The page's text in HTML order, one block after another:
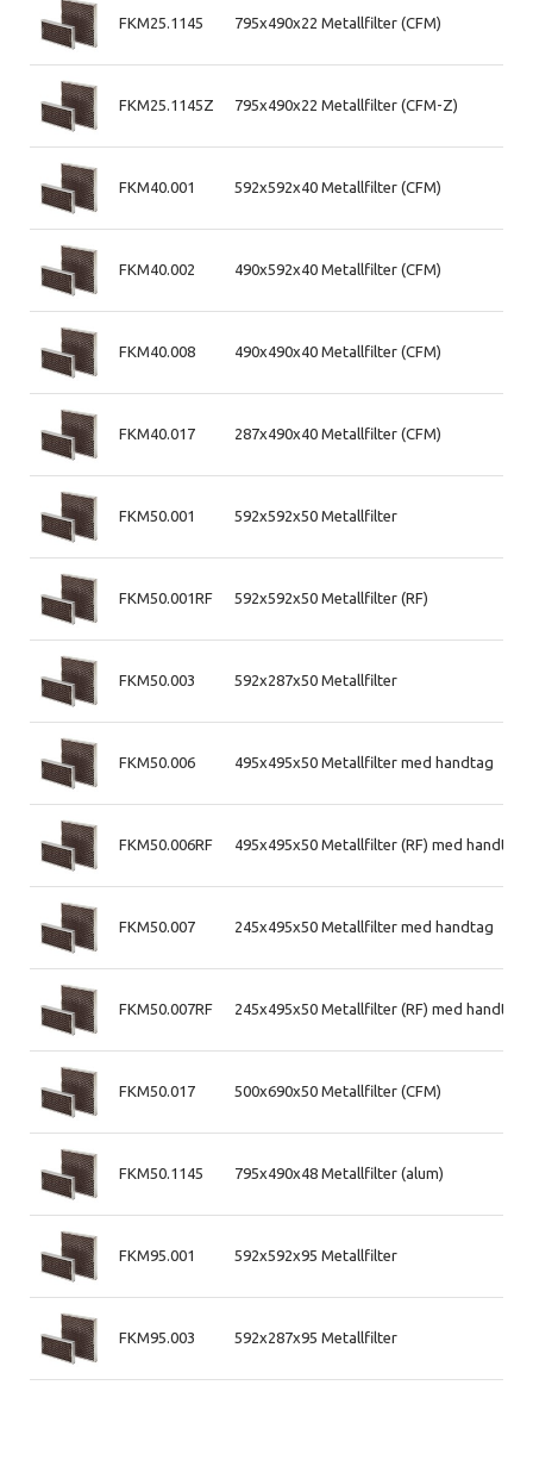
FKM25.1145 795x490x22 Metallfilter (CFM)
FKM25.1145Z 795x490x22 Metallfilter (CFM-Z)
FKM40.001 592x592x40 Metallfilter (CFM)
FKM40.002 490x592x40 Metallfilter (CFM)
FKM40.008 490x490x40 Metallfilter (CFM)
FKM40.017 287x490x40 Metallfilter (CFM)
FKM50.001 592x592x50 Metallfilter
FKM50.001RF 592x592x50 Metallfilter (RF)
FKM50.003 592x287x50 Metallfilter
FKM50.006 495x495x50 Metallfilter med handtag
FKM50.006RF 495x495x50 Metallfilter (RF) med handtag
FKM50.007 245x495x50 Metallfilter med handtag
FKM50.007RF 245x495x50 Metallfilter (RF) med handtag
FKM50.017 500x690x50 Metallfilter (CFM)
FKM50.1145 795x490x48 Metallfilter (alum)
FKM95.001 592x592x95 Metallfilter
FKM95.003 592x287x95 Metallfilter